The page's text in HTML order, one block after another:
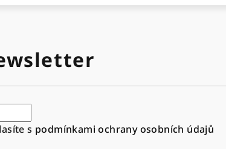
s podmínkami ochrany osobních údajů